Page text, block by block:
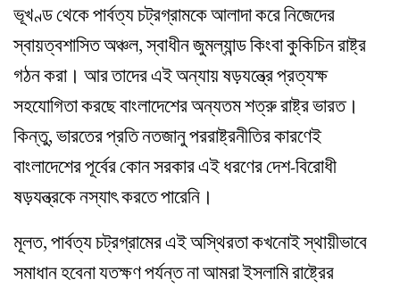
ভূখণ্ড থেকে পার্বত্য চট্রগ্রামকে আলাদা করে নিজেদের
স্বায়ত্বশাসিত অঞ্চল, স্বাধীন জুমল্যান্ড কিংবা কুকিচিন রাষ্ট্র
গঠন করা। আর তাদের এই অন্যায় ষড়যন্ত্রে প্রত্যক্ষ
সহযোগিতা করছে বাংলাদেশের অন্যতম শত্রু রাষ্ট্র ভারত।
কিন্তু, ভারতের প্রতি নতজানু পররাষ্ট্রনীতির কারণেই
বাংলাদেশের পূর্বের কোন সরকার এই ধরণের দেশ-বিরোধী
ষড়যন্ত্রকে নস্যাৎ করতে পারেনি।
মূলত, পার্বত্য চট্রগ্রামের এই অস্থিরতা কখনোই স্থায়ীভাবে
সমাধান হবেনা যতক্ষণ পর্যন্ত না আমরা ইসলামি রাষ্ট্রের